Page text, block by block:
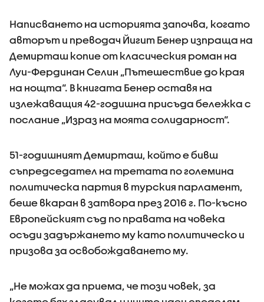
Написването на историята започва, когато
авторът и преводач Йигит Бенер изпраща на
Демирташ копие от класическия роман на
Луи-Фердинан Селин „Пътешествие до края
на нощта“. В книгата Бенер оставя на
излежаващия 42-годишна присъда бележка с
послание „Израз на моята солидарност“.
51-годишният Демирташ, който е бивш
съпредседател на третата по големина
политическа партия в турския парламент,
беше вкаран в затвора през 2016 г. По-късно
Европейският съд по правата на човека
осъди задържането му като политическо и
призова за освобождаването му.
„Не можах да приема, че този човек, за